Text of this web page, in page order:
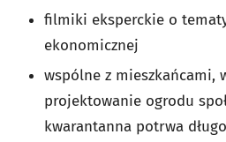
filmiki eksperckie o
ekonomicznej
wspólne z mieszkańcami,
projektowanie ogrodu
kwarantanna potrwa